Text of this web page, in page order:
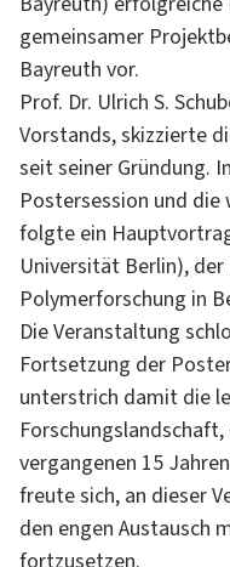
gemeinsamer
Bayreuth vor.
Prof. Dr. Ulrich S.
Vorstands, skizzierte
seit seiner Gründung.
Postersession und
folgte ein
Universität Berlin),
Polymerforschung in
Die Veranstaltung
Fortsetzung der
unterstrich damit die
Forschungslandschaft,
vergangenen 15
freute sich, an dieser
den engen Austausch